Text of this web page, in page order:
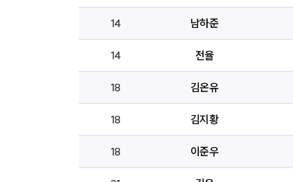
14 남하준
14 전율
18 김온유
18 김지황
18 이준우